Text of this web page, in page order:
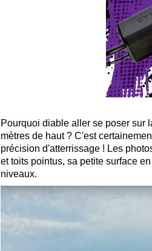
Pourquoi diable aller se poser sur
mètres de haut ? C'est
précision d'atterrissage ! Les
et toits pointus, sa petite surface
niveaux.